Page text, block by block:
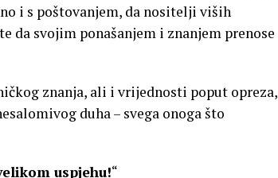
i s poštovanjem, da nositelji viših
da svojim ponašanjem i znanjem prenose
znanja, ali i vrijednosti poput opreza,
duha – svega onoga što
uspjehu!“